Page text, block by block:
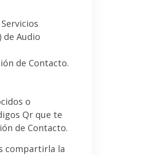
de Audio
de Contacto.
o
Qr que te
de Contacto.
compartirla la